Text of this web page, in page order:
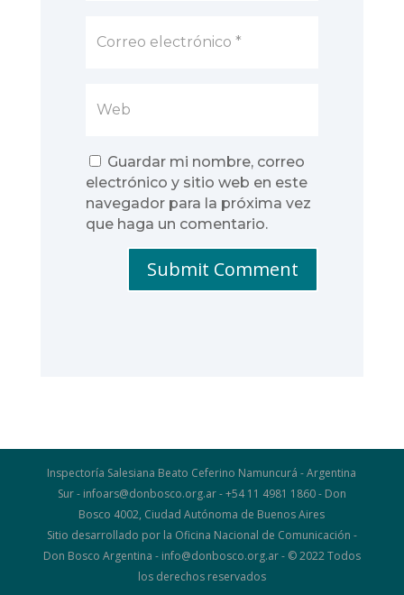
Guardar mi nombre, correo
electrónico y sitio web en este
navegador para la próxima vez
que haga un comentario.
Submit Comment
Inspectoría Salesiana Beato Ceferino Namuncurá - Argentina
Sur - infoars@donbosco.org.ar - +54 11 4981 1860 - Don
Bosco 4002, Ciudad Autónoma de Buenos Aires
Sitio desarrollado por la Oficina Nacional de Comunicación -
Don Bosco Argentina - info@donbosco.org.ar - © 2022 Todos
los derechos reservados